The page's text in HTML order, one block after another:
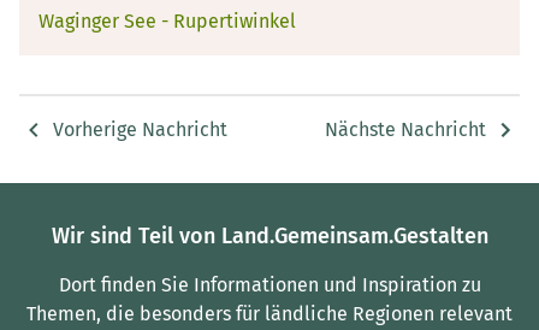
Waginger See - Rupertiwinkel
Vorherige Nachricht Nächste Nachricht
Wir sind Teil von Land.Gemeinsam.Gestalten
Dort finden Sie Informationen und Inspiration zu
Themen, die besonders für ländliche Regionen relevant